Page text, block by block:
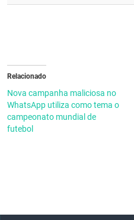
Relacionado
Nova campanha maliciosa no
WhatsApp utiliza como tema o
campeonato mundial de
futebol